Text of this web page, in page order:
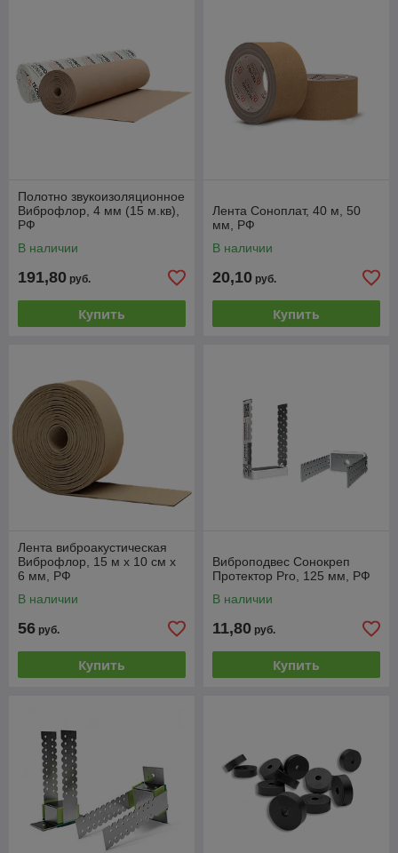
Полотно звукоизоляционное
Виброфлор, 4 мм (15 м.кв),
РФ
В наличии
191,80 руб.
Купить
Лента Соноплат, 40 м, 50
мм, РФ
В наличии
20,10 руб.
Купить
Лента виброакустическая
Виброфлор, 15 м х 10 см х
6 мм, РФ
В наличии
56 руб.
Купить
Виброподвес Сонокреп
Протектор Pro, 125 мм, РФ
В наличии
11,80 руб.
Купить